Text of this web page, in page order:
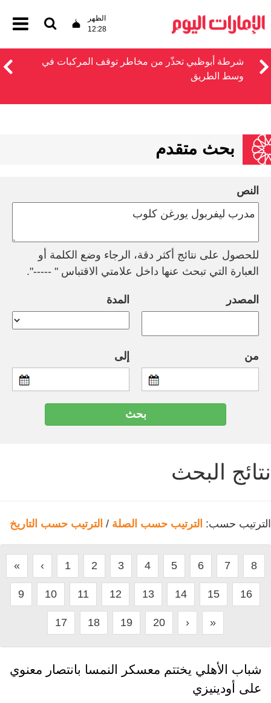
الظهر
12:28
شرطة أبوظبي تحذّر من مخاطر توقف المركبات في
وسط الطريق
بحث متقدم
النص
للحصول على نتائج أكثر دقة، الرجاء وضع الكلمة أو
العبارة التي تبحث عنها داخل علامتي الاقتباس " -----".
المصدر المدة
من إلى
نتائج البحث
الترتيب حسب: الترتيب حسب الصلة / الترتيب حسب التاريخ
« ‹ 1 2 3 4 5 6 7 8
9 10 11 12 13 14 15 16
17 18 19 20 › »
شباب الأهلي يختتم معسكر النمسا بانتصار معنوي
على أودينيزي